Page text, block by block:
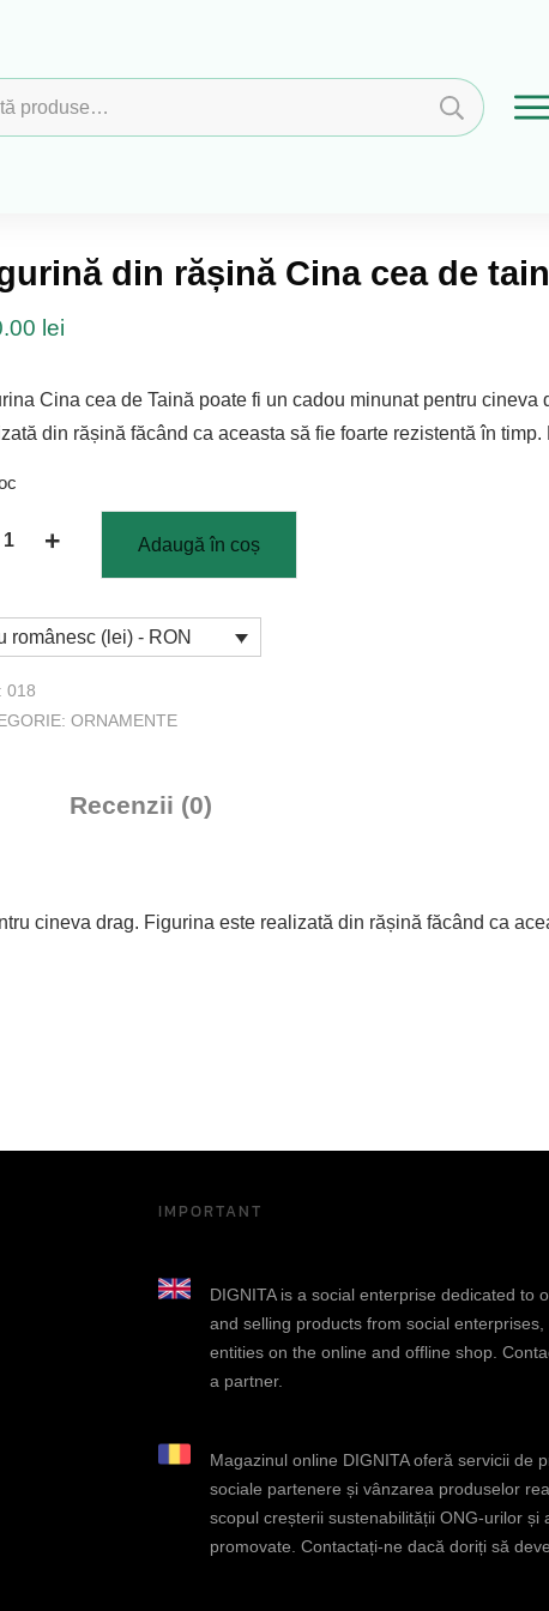
Home
din rășină Cina cea de
lei
Cina cea de Taină poate fi un cadou minunat pentru cineva
din rășină făcând ca aceasta să fie foarte rezistentă în timp.
+ Adaugă în coș
românesc (lei) - RON
018
ORNAMENTE
Recenzii (0)
cineva drag. Figurina este realizată din rășină făcând ca
IMPORTANT
DIGNITA is a social enterprise dedicated to
and selling products from social
entities on the online and offline shop.
a partner.
Magazinul online DIGNITA oferă servicii de
sociale partenere și vânzarea produselor
scopul creșterii sustenabilității ONG-urilor și
promovate. Contactați-ne dacă doriți să